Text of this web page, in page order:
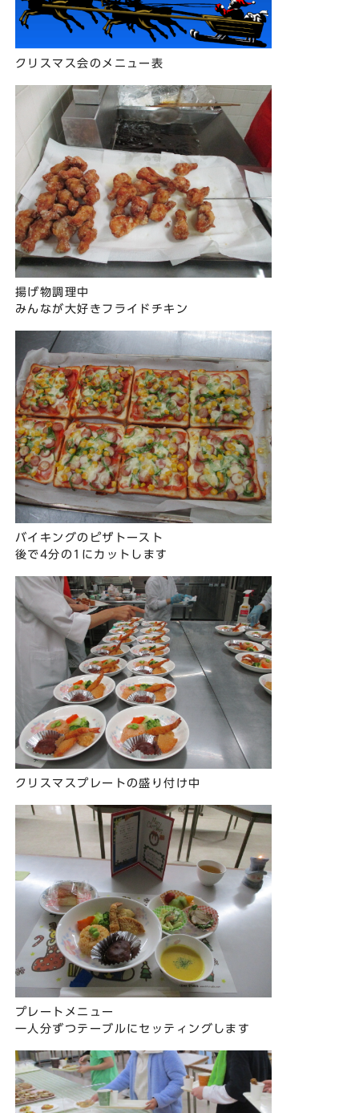
クリスマス会のメニュー表
揚げ物調理中
みんなが大好きフライドチキン
バイキングのピザトースト
後で4分の1にカットします
クリスマスプレートの盛り付け中
プレートメニュー
一人分ずつテーブルにセッティングします